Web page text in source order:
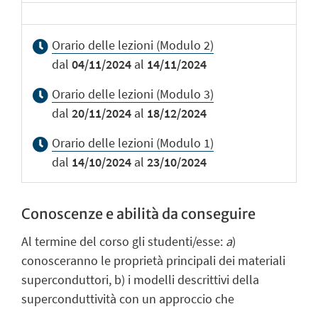
Orario delle lezioni (Modulo 2)
dal04/11/2024 al 14/11/2024
Orario delle lezioni (Modulo 3)
dal20/11/2024 al 18/12/2024
Orario delle lezioni (Modulo 1)
dal 14/10/2024 al23/10/2024
Conoscenze e abilità da conseguire
Al termine del corso gli studenti/esse: a)
conosceranno le proprietà principali dei materiali
superconduttori, b) i modelli descrittivi della
superconduttività con un approccio che